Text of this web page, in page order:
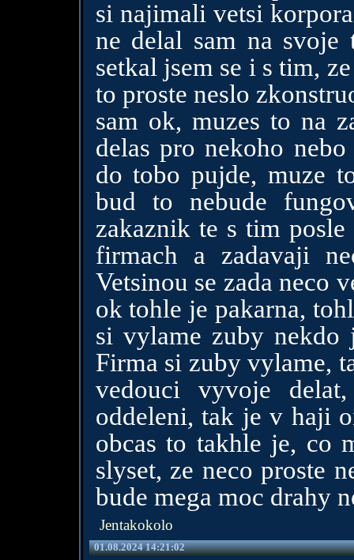
si najimali vetsi
ne delal sam na
setkal jsem se i s tim,
to proste neslo
sam ok, muzes to na
delas pro nekoho
do tobo pujde, muze
bud to nebude
zakaznik te s tim
firmach a zadavaji
Vetsinou se zada neco
ok tohle je pakarna,
si vylame zuby
Firma si zuby vylame,
vedouci vyvoje
oddeleni, tak je v haji
obcas to takhle je, co
slyset, ze neco proste
bude mega moc drahy
Jentakokolo
01.08.2024 14:21:02